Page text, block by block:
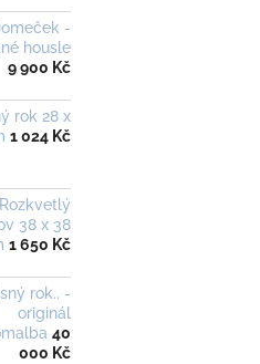
-
housle
9 900 Kč
rok 28 x
1 024 Kč
Rozkvetlý
38 x 38
1 650 Kč
rok.. -
originál
40
000 Kč